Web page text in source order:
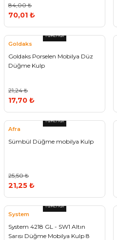
84,00 ₺
70,01 ₺
Tükendi
Goldaks
Goldaks Porselen Mobilya Düz
Düğme Kulp
21,24 ₺
17,70 ₺
Tükendi
Afra
Sümbül Düğme mobilya Kulp
25,50 ₺
21,25 ₺
Tükendi
System
System 4218 GL - SW1 Altın
Sarısı Düğme Mobilya Kulp 8